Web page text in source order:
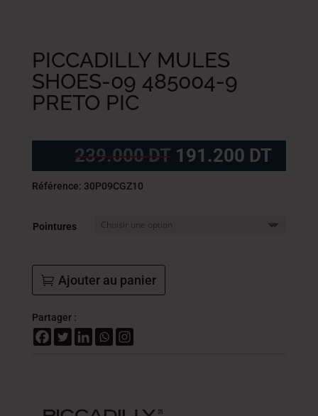
PICCADILLY MULES
SHOES-09 485004-9
PRETO PIC
239.000DT Le
prix
191.200 DTLe
prix
Référence: 30P09CGZ10
Pointures
Ajouter au panier
Partager :